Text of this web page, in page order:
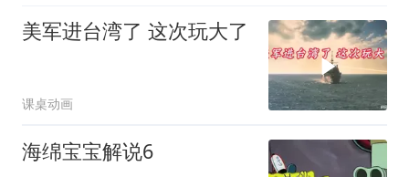
美军进台湾了 这次玩大了
课桌动画
海绵宝宝解说6